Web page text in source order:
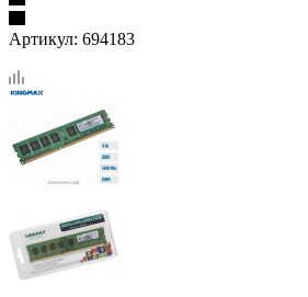
Артикул: 694183